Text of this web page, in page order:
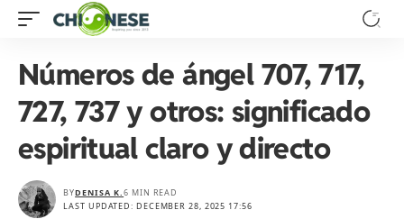
Números de ángel 707, 717,
727, 737 y otros: significado
espiritual claro y directo
LAST UPDATED: DECEMBER 28, 2025 17:56
BYDENISA K.6 MIN READ